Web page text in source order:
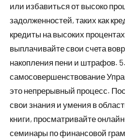
или избавиться от высоко
задолженностей, таких как
кредиты на высоких
выплачивайте свои счета
накопления пени и штрафов.
самосовершенствование
это непрерывный процесс.
свои знания и умения в
книги, просматривайте
семинары по финансовой